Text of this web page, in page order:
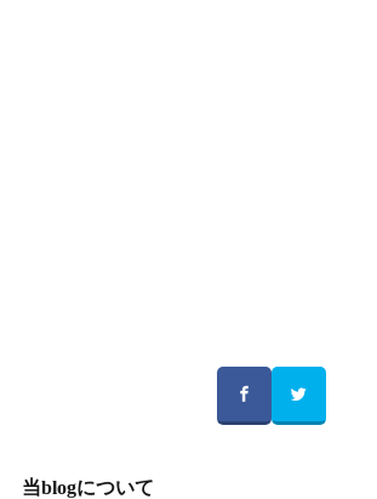
当blogについて